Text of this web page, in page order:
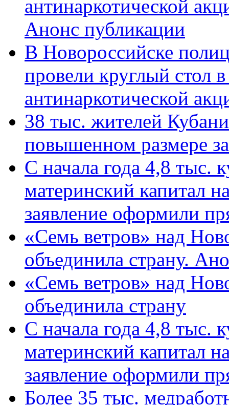
антинаркотической
Анонс публикации
В Новороссийске
провели круглый стол
антинаркотической
38 тыс. жителей
повышенном размере
С начала года 4,8 тыс.
материнский капитал
заявление оформили
«Семь ветров» над
объединила страну.
«Семь ветров» над
объединила страну
С начала года 4,8 тыс.
материнский капитал
заявление оформили
Более 35 тыс.